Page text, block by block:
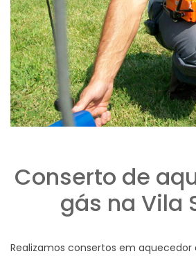
Conserto de
gás na Vila
Realizamos consertos em aquecedor